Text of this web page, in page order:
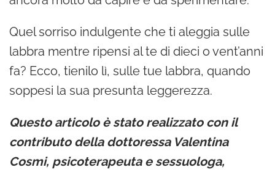
Quel sorriso indulgente che ti aleggia sulle
labbra mentre ripensi al te di dieci o vent’anni
fa? Ecco, tienilo lì, sulle tue labbra, quando
soppesi la sua presunta leggerezza.
Questo articolo è stato realizzato con il
contributo della dottoressa Valentina
Cosmi, psicoterapeuta e sessuologa,